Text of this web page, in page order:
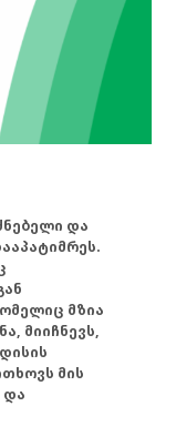
და
მზია
მიიჩნევს,
მის
და